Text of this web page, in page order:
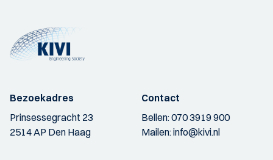
Bezoekadres
Prinsessegracht 23
2514 AP Den Haag
Contact
Bellen:070 3919 900
Mailen:info@kivi.nl